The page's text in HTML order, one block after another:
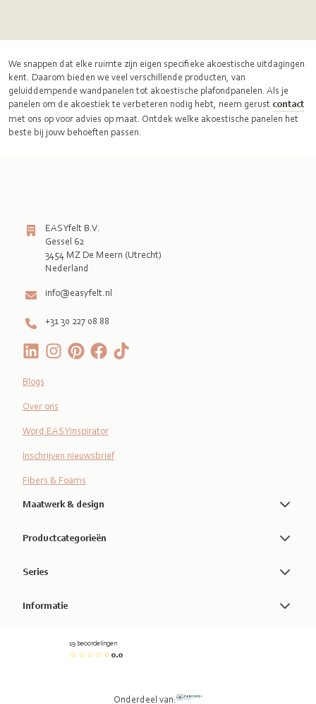
We snappen dat elke ruimte zijn eigen specifieke akoestische uitdagingen
kent. Daarom bieden we veel verschillende producten, van
geluiddempende wandpanelen tot akoestische plafondpanelen. Als je
panelen om de akoestiek te verbeteren nodig hebt, neem gerust contact
met ons op voor advies op maat. Ontdek welke akoestische panelen het
beste bij jouw behoeften passen.
EASYfelt B.V.
Gessel 62
3454 MZ De Meern (Utrecht)
Nederland
info@easyfelt.nl
+31 30 227 08 88
Blogs
Over ons
Word EASYinspirator
Inschrijven nieuwsbrief
Fibers & Foams
Maatwerk & design
Productcategorieën
Series
Informatie
19 beoordelingen
0.0
Onderdeel van: